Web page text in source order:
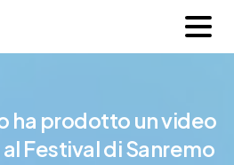
ha prodotto unvideo
al FestivaldiSanremo